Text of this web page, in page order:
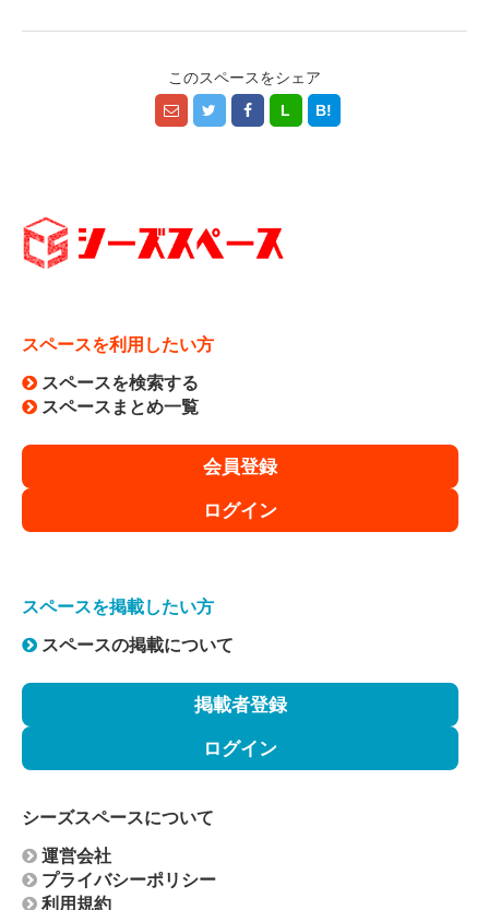
ンセルポリシー、注意事項に違反した際に発生した一切
・当社は、以下のいずれかに該当する場合には、利用者
に事前に通知することなく、本サービスの利用の全部ま
たは一部を停止または中断する場合があります。
た場合
・③ 火災、停電、天災地変などの不可抗力により本サ
ービスの運営ができなくなった場合
等が生じた場合
・⑤ 本サービスの提供に必要な設備の障害等により本
サービスの提供が困難となった場合
【利用制限】
以下の項目のいずれかに該当すると判明した場合、ご予
約後にご利用をお断りし、またはスペース利用開始後で
あっても利用を中止して頂きますので予めご了承下さ
い。以下の項目に該当すると判断した場合、本利用規約
下さい。なお、当社において、利用のお断りまたは中止
によって利用者に生じた損害等の賠償は致しません。
・公序良俗に反すると認められた団体、個人、またはそ
れらと関係していると認められた団体、個人。
・催事内容が公序良俗に反する、またはビル内他施設・
他利用者へ迷惑を及ぼすおそれがある場合。
・予約者が使用の権利を譲渡、第三者へ転貸した場合。
設備に破損・汚損のおそれがある場合。
・暴力団関係者、その他反社会的団体に属すると認めら
れる場合。
・暴力団、暴力団関係企業・団体、総会屋、過激行動団
体、その他反社会勢力もしくはこれらに準じる者（以下
このスペースをシェア
L B!
スペースを利用したい方
スペースを検索する
スペースまとめ一覧
会員登録
ログイン
スペースを掲載したい方
スペースの掲載について
掲載者登録
ログイン
シーズスペースについて
運営会社
プライバシーポリシー
利用規約